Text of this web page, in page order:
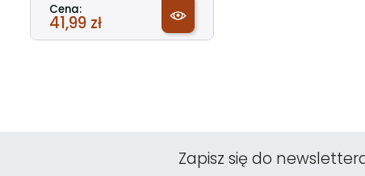
Cena:
41,99 zł
Zapisz się do